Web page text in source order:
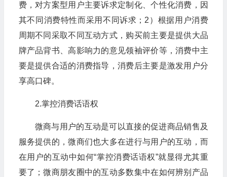
费，对方案型用户主要诉求定制化、个性化消费，因
其不同消费特性而采用不同诉求；2）根据用户消费
周期不同采取不同互动方式，购买前主要是提供大品
牌产品背书、高影响力的意见领袖评价等，消费中主
要是提供合适的消费指导，消费后主要是激发用户分
享高口碑。
2.掌控消费话语权
微商与用户的互动是可以直接的促进商品销售及
服务提供的，微商们也大多在进行与用户的互动，而
在用户的互动中如何“掌控消费话语权”就显得尤其重
要了；微商朋友圈中的互动多数集中在如何辨别产品